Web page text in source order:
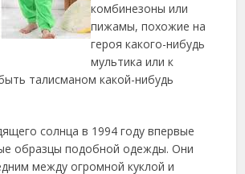
комбинезоны или
пижамы, похожие на
героя какого-нибудь
мультика или к
талисманом какой-нибудь
солнца в 1994 году впервые
образцы подобной одежды. Они
между огромной куклой и